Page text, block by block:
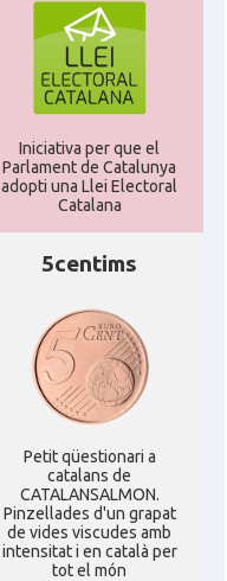
Iniciativa per que el
Parlament de Catalunya
adopti una Llei Electoral
Catalana
5centims
Petit qüestionari a
catalans de
CATALANSALMON.
Pinzellades d'un grapat
de vides viscudes amb
intensitat i en català per
tot el món